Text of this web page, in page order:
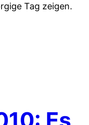
Tag zeigen.